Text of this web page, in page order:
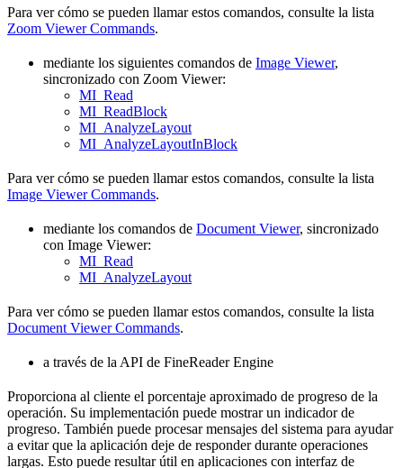
Para ver cómo se pueden llamar estos comandos, consulte la lista
Zoom Viewer Commands.
mediante los siguientes comandos de Image Viewer,
sincronizado con Zoom Viewer:
MI_Read
MI_ReadBlock
MI_AnalyzeLayout
MI_AnalyzeLayoutInBlock
Para ver cómo se pueden llamar estos comandos, consulte la lista
Image Viewer Commands.
mediante los comandos de Document Viewer, sincronizado
con Image Viewer:
MI_Read
MI_AnalyzeLayout
Para ver cómo se pueden llamar estos comandos, consulte la lista
Document Viewer Commands.
a través de la API de FineReader Engine
Proporciona al cliente el porcentaje aproximado de progreso de la
operación. Su implementación puede mostrar un indicador de
progreso. También puede procesar mensajes del sistema para ayudar
a evitar que la aplicación deje de responder durante operaciones
largas. Esto puede resultar útil en aplicaciones con interfaz de